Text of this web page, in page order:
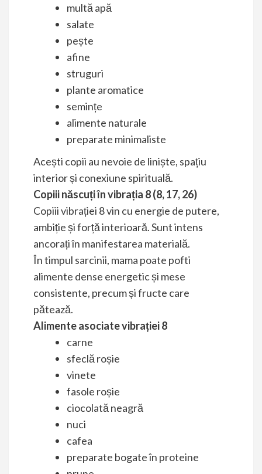
multă apă
salate
pește
afine
struguri
plante aromatice
semințe
alimente naturale
preparate minimaliste
Acești copii au nevoie de liniște, spațiu
interior și conexiune spirituală.
Copiii născuți în vibrația 8 (8, 17, 26)
Copiii vibrației 8 vin cu energie de putere,
ambiție și forță interioară. Sunt intens
ancorați în manifestarea materială.
În timpul sarcinii, mama poate pofti
alimente dense energetic și mese
consistente, precum și fructe care
pătează.
Alimente asociate vibrației 8
carne
sfeclă roșie
vinete
fasole roșie
ciocolată neagră
nuci
cafea
preparate bogate în proteine